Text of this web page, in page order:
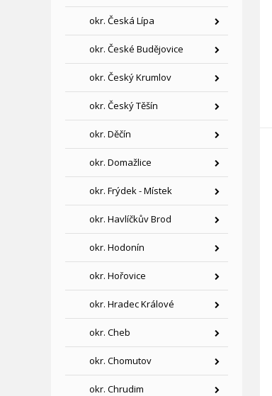
okr. Česká Lípa
okr. České Budějovice
okr. Český Krumlov
okr. Český Těšín
okr. Děčín
okr. Domažlice
okr. Frýdek - Místek
okr. Havlíčkův Brod
okr. Hodonín
okr. Hořovice
okr. Hradec Králové
okr. Cheb
okr. Chomutov
okr. Chrudim